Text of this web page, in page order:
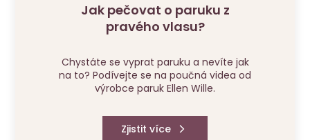
Jak pečovat o paruku z
pravého vlasu?
Chystáte se vyprat paruku a nevíte jak
na to? Podívejte se na poučná videa od
výrobce paruk Ellen Wille.
Zjistit více